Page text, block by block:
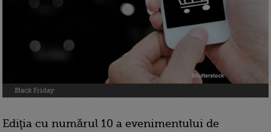
Black Friday
Ediţia cu numărul 10 a evenimentului de